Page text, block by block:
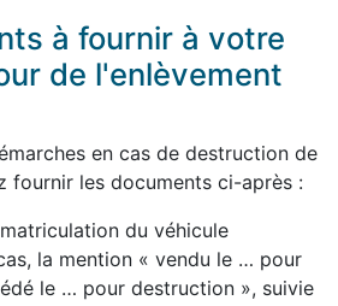
à fournir à votre
de l'enlèvement
en cas de destruction de
fournir les documents ci-après :
du véhicule
la mention « vendu le … pour
le … pour destruction », suivie